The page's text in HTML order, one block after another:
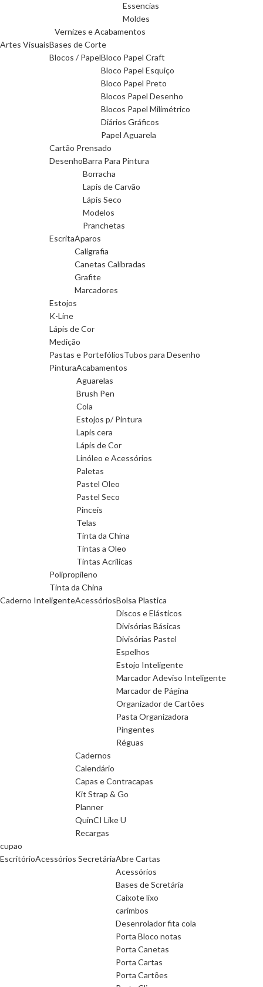
Essencias
Moldes
Vernizes e Acabamentos
Artes VisuaisBases de Corte
Blocos / PapelBloco Papel Craft
Bloco Papel Esquiço
Bloco Papel Preto
Blocos Papel Desenho
Blocos Papel Milimétrico
Diários Gráficos
Papel Aguarela
Cartão Prensado
DesenhoBarra Para Pintura
Borracha
Lapis de Carvão
Lápis Seco
Modelos
Pranchetas
EscritaAparos
Caligrafia
Canetas Calibradas
Grafite
Marcadores
Estojos
K-Line
Lápis de Cor
Medição
Pastas e PortefóliosTubos para Desenho
PinturaAcabamentos
Aguarelas
Brush Pen
Cola
Estojos p/ Pintura
Lapis cera
Lápis de Cor
Linóleo e Acessórios
Paletas
Pastel Oleo
Pastel Seco
Pinceis
Telas
Tinta da China
Tintas a Oleo
Tintas Acrilicas
Polipropileno
Tinta da China
Caderno InteligenteAcessóriosBolsa Plastica
Discos e Elásticos
Divisórias Básicas
Divisórias Pastel
Espelhos
Estojo Inteligente
Marcador Adeviso Inteligente
Marcador de Página
Organizador de Cartões
Pasta Organizadora
Pingentes
Réguas
Cadernos
Calendário
Capas e Contracapas
Kit Strap & Go
Planner
QuinCI Like U
Recargas
cupao
EscritórioAcessórios SecretáriaAbre Cartas
Acessórios
Bases de Scretária
Caixote lixo
carimbos
Desenrolador fita cola
Porta Bloco notas
Porta Canetas
Porta Cartas
Porta Cartões